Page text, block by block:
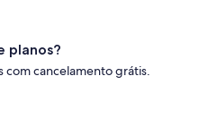
planos?
com cancelamento grátis.